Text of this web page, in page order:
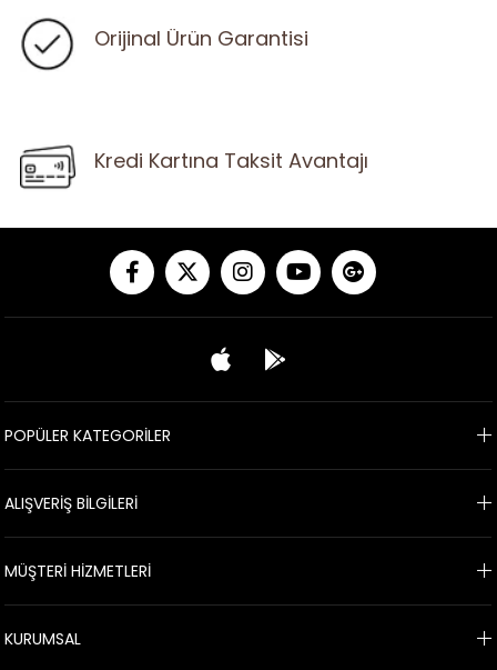
Orijinal Ürün Garantisi
Kredi Kartına Taksit Avantajı
POPÜLER KATEGORİLER
ALIŞVERİŞ BİLGİLERİ
MÜŞTERİ HİZMETLERİ
KURUMSAL